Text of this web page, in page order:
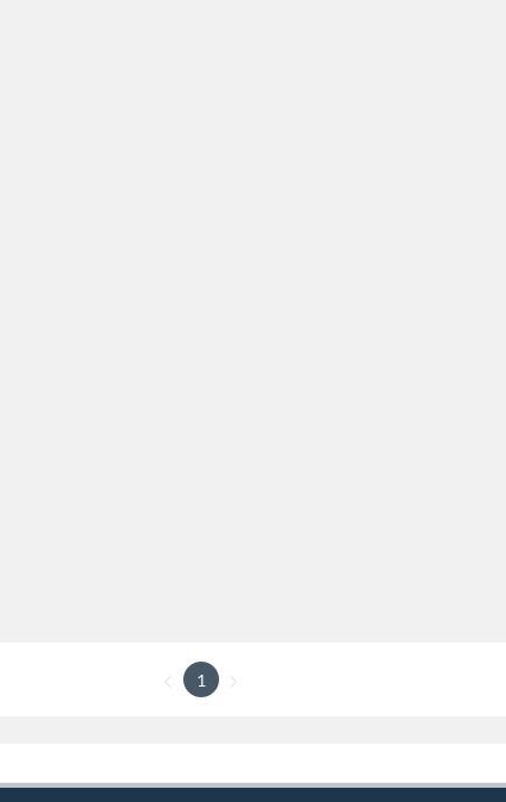
1